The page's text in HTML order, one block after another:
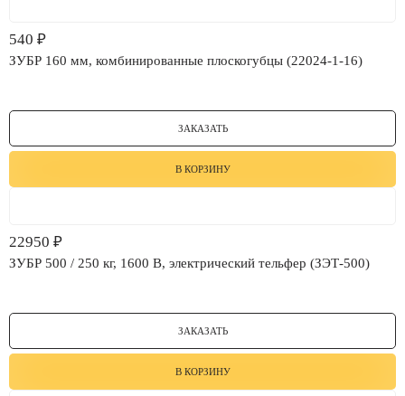
540 ₽
ЗУБР 160 мм, комбинированные плоскогубцы (22024-1-16)
ЗАКАЗАТЬ
В КОРЗИНУ
22950 ₽
ЗУБР 500 / 250 кг, 1600 В, электрический тельфер (ЗЭТ-500)
ЗАКАЗАТЬ
В КОРЗИНУ